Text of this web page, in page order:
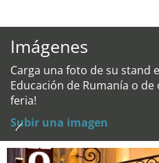
Imágenes
Carga una foto de su stand
Educación de Rumanía o
feria!
Subir una imagen